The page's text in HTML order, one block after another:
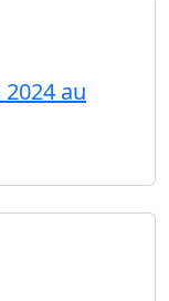
2024 au